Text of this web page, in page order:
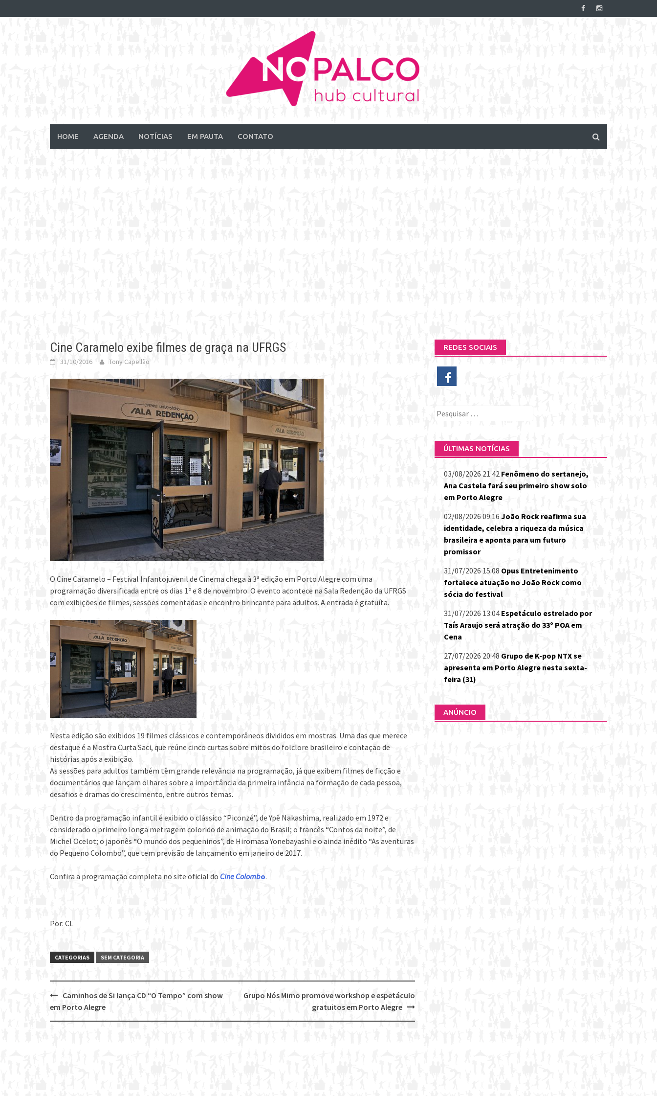
to
HOME AGENDA NOTÍCIAS EM PAUTA CONTATO
Cine Caramelo exibe filmes de graça na UFRGS
31/10/2016 Tony Capellão
O Cine Caramelo – Festival Infantojuvenil de Cinema chega à 3ª edição em Porto Alegre com uma
programação diversificada entre os dias 1º e 8 de novembro. O evento acontece na Sala Redenção da UFRGS
com exibições de filmes, sessões comentadas e encontro brincante para adultos. A entrada é gratuíta.
Nesta edição são exibidos 19 filmes clássicos e contemporâneos divididos em mostras. Uma das que merece
destaque é a Mostra Curta Saci, que reúne cinco curtas sobre mitos do folclore brasileiro e contação de
histórias após a exibição.
As sessões para adultos também têm grande relevância na programação, já que exibem filmes de ficção e
documentários que lançam olhares sobre a importância da primeira infância na formação de cada pessoa,
desafios e dramas do crescimento, entre outros temas.
Dentro da programação infantil é exibido o clássico “Piconzé”, de Ypê Nakashima, realizado em 1972 e
considerado o primeiro longa metragem colorido de animação do Brasil; o francês “Contos da noite”, de
Michel Ocelot; o japonês “O mundo dos pequeninos”, de Hiromasa Yonebayashi e o ainda inédito “As aventuras
do Pequeno Colombo”, que tem previsão de lançamento em janeiro de 2017.
Confira a programação completa no site oficial do Cine Colombo.
Por: CL
CATEGORIAS SEM CATEGORIA
Post
navigation
Grupo Nós Mimo promove workshop e espetáculo
gratuitos em Porto Alegre
Caminhos de Si lança CD “O Tempo” com show
em Porto Alegre
REDES SOCIAIS
Pesquisar
ÚLTIMAS NOTÍCIAS
03/08/2026 21:42 Fenômeno do sertanejo,
Ana Castela fará seu primeiro show solo
em Porto Alegre
02/08/2026 09:16 João Rock reafirma sua
identidade, celebra a riqueza da música
brasileira e aponta para um futuro
promissor
31/07/2026 15:08 Opus Entretenimento
fortalece atuação no João Rock como
sócia do festival
31/07/2026 13:04 Espetáculo estrelado por
Taís Araujo será atração do 33º POA em
Cena
27/07/2026 20:48 Grupo de K-pop NTX se
apresenta em Porto Alegre nesta sexta-
feira (31)
ANÚNCIO